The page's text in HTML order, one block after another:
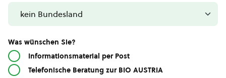
Was wünschen Sie?
Informationsmaterial per Post
Telefonische Beratung zur BIO AUSTRIA